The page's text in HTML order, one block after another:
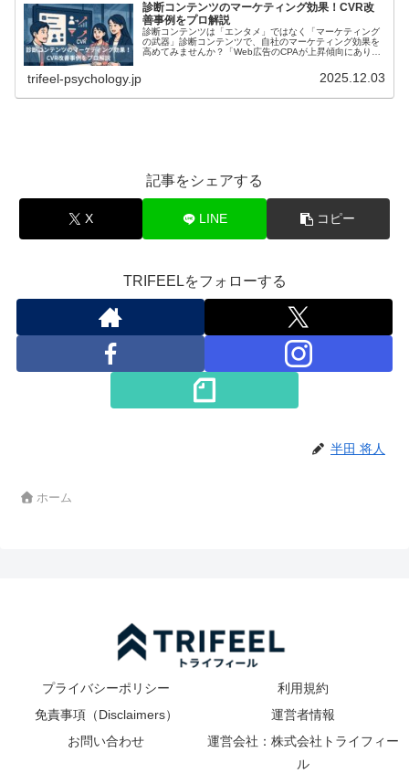
診断コンテンツのマーケティング効果！CVR改
善事例をプロ解説
診断コンテンツは「エンタメ」ではなく「マーケティング
の武器」診断コンテンツで、自社のマーケティング効果を
高めてみませんか？「Web広告のCPAが上昇傾向にあり、
trifeel-psychology.jp 2025.12.03
記事をシェアする
X LINE コピー
TRIFEELをフォローする
半田 将人
ホーム
プライバシーポリシー
利用規約
免責事項（Disclaimers）
運営者情報
お問い合わせ
運営会社：株式会社トライフィー
ル